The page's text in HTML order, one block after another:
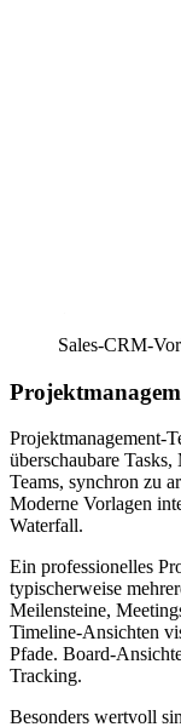
Sales-CRM-
Projektmanagement-
überschaubare
Teams, synchron zu
Moderne Vorlagen
Waterfall.
Ein professionelles
typischerweise
Meilensteine,
Timeline-Ansichten
Pfade. Board-
Tracking.
Besonders wertvoll